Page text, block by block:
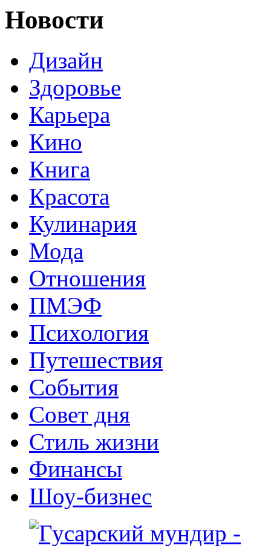
Новости
Дизайн
Здоровье
Карьера
Кино
Книга
Красота
Кулинария
Мода
Отношения
ПМЭФ
Психология
Путешествия
События
Совет дня
Стиль жизни
Финансы
Шоу-бизнес